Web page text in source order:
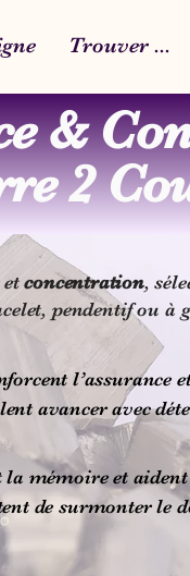
Trouver ...
&
2
etconcentration,
pendentif ou à
l’assurance
avancer avec
mémoire et aident
de surmonter le